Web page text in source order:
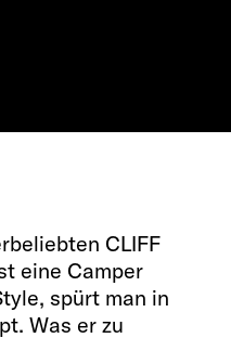
CLIFF
eine Camper
spürt man in
Was er zu